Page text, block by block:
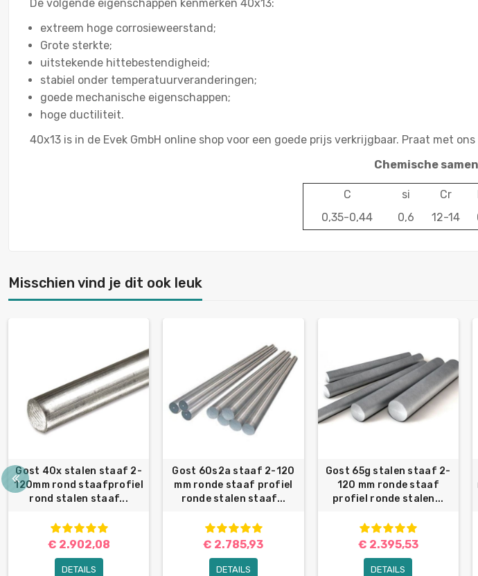
De volgende eigenschappen kenmerken 40x13:
extreem hoge corrosieweerstand;
Grote sterkte;
uitstekende hittebestendigheid;
stabiel onder temperatuurveranderingen;
goede mechanische eigenschappen;
hoge ductiliteit.
40x13 is in de Evek GmbH online shop voor een goede prijs verkrijgbaar. Praat met
Chemische
C si Cr
0,35-0,44
0,6 12-14
Misschien vind je dit ook leuk
Gost 40x stalen staaf 2-
120mm rond staafprofiel
rond stalen staaf...
€ 2.902,08
DETAILS
Gost 60s2a staaf 2-120
mm ronde staaf profiel
ronde stalen staaf...
€ 2.785,93
DETAILS
Gost 65g stalen staaf 2-
120 mm ronde staaf
profiel ronde stalen...
€ 2.395,53
DETAILS